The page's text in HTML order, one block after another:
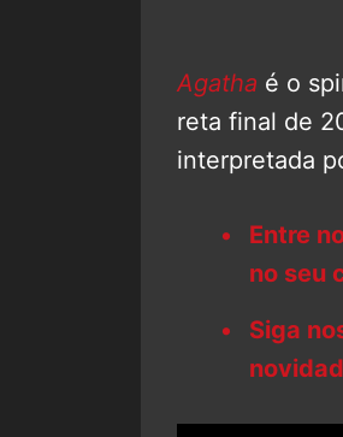
Agatha é o
reta final de
interpretada
Entre
no seu
Siga